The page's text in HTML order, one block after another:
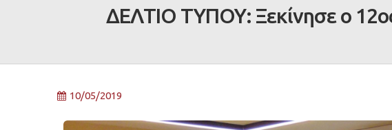
ΔΕΛΤΙΟ ΤΥΠΟΥ: Ξεκίνησε ο
10/05/2019